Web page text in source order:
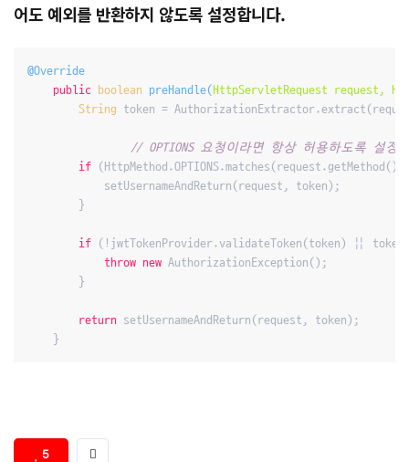
어도 예외를 반환하지 않도록 설정합니다.
@Override
public
boolean preHandle( HttpServletRequest request,
String token =
// OPTIONS 요청이라면 항상 허용하도록 설정
if
            setUsernameAndReturn(request, token);
        }
if (!jwtTokenProvider.validateToken(token) ||
throw new AuthorizationException();
        }
return setUsernameAndReturn(request, token);
5